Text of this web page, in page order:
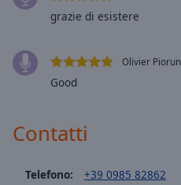
Area
Background
Font
grazie di esistere
Olivier Piorun
Good
Contatti
Telefono:
+39 0985 82862